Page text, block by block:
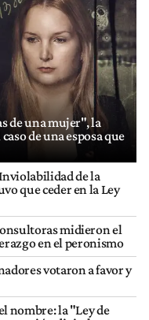
de una mujer", la
de una esposa que
de la
que ceder en la Ley
midieron el
en el peronismo
votaron a favor y
nombre: la "Ley de